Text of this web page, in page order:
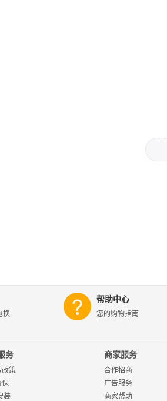
换
帮助中心
您的购物指南
务
政策
保
装
商家服务
合作招商
广告服务
商家帮助